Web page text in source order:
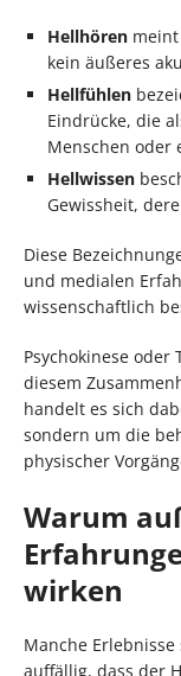
Hellhören
kein äußeres
Hellfühlen
Eindrücke, die
Menschen oder
Hellwissen
Gewissheit,
Diese
und medialen
wissenschaftlich
Psychokinese
diesem
handelt es sich
sondern um die
physischer
Warum
wirken
Manche
auffällig, dass der